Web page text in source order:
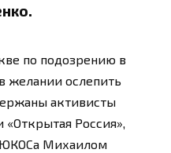
по подозрению в
желании ослепить
активисты
Россия»,
ЮКОСа Михаилом